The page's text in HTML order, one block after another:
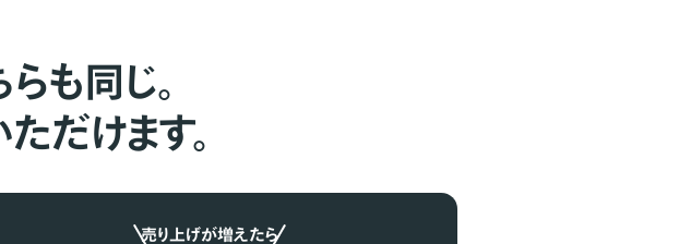
も同じ。
だけます。
売り上げが増えたら